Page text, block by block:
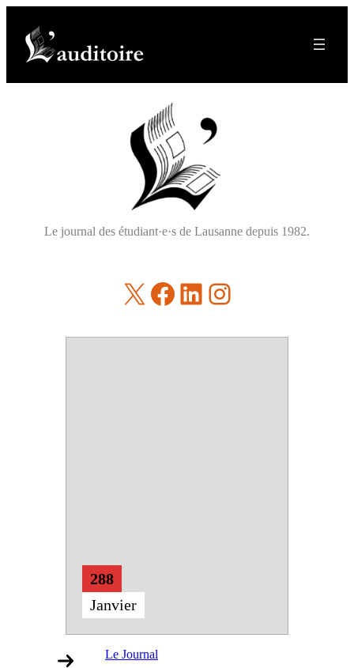
Le journal des étudiant·e·s de Lausanne depuis 1982.
X Facebook
LinkedIn
Instagram
288
Janvier
Le Journal